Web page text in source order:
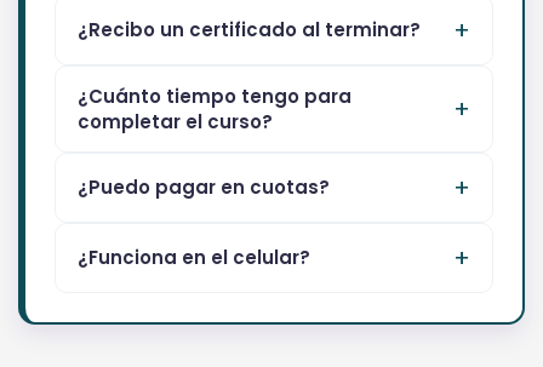
¿Recibo un certificado al terminar?
¿Cuánto tiempo tengo para
completar el curso?
¿Puedo pagar en cuotas?
¿Funciona en el celular?